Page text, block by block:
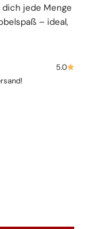
jede Menge
– ideal,
5.0